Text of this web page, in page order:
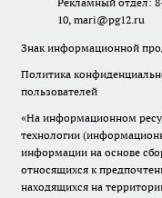
10, mari@pg12.ru
Знак информационной
Политика
пользователей
«На информационном
технологии
информации на основе
относящихся к
находящихся на